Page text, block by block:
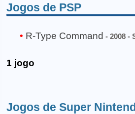
Jogos de PSP
R-Type Command - 2008 -
1 jogo
Jogos de Super